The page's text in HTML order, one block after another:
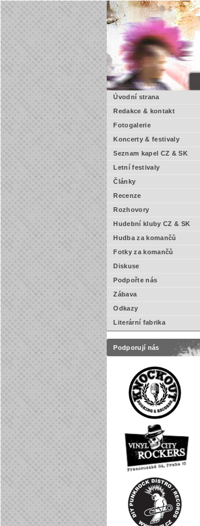
Úvodní strana
Redakce & kontakt
Fotogalerie
Koncerty & festivaly
Seznam kapel CZ & SK
Letní festivaly
Články
Recenze
Rozhovory
Hudební kluby CZ & SK
Hudba za komančů
Fotky za komančů
Diskuse
Podpořte nás
Zábava
Odkazy
Literární fabrika
Podporují nás